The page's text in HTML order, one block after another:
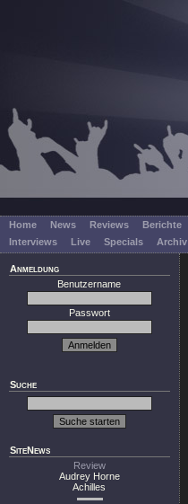
Home News Reviews Berichte
Interviews
Live Specials Archiv
Anmeldung
Benutzername
Passwort
Suche
SiteNews
Review
Audrey Horne
Achilles